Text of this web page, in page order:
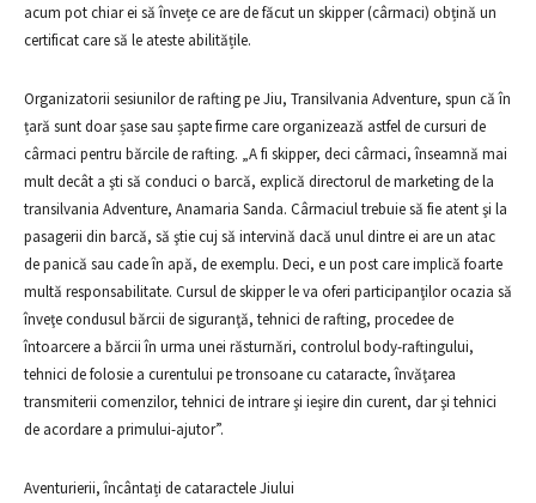
acum pot chiar ei să învețe ce are de făcut un skipper (cârmaci) obțină un
certificat care să le ateste abilitățile.
Organizatorii sesiunilor de rafting pe Jiu, Transilvania Adventure, spun că în
țară sunt doar șase sau șapte firme care organizează astfel de cursuri de
cârmaci pentru bărcile de rafting. „A fi skipper, deci cârmaci, înseamnă mai
mult decât a şti să conduci o barcă, explică directorul de marketing de la
transilvania Adventure, Anamaria Sanda. Cârmaciul trebuie să fie atent şi la
pasagerii din barcă, să ştie cuj să intervină dacă unul dintre ei are un atac
de panică sau cade în apă, de exemplu. Deci, e un post care implică foarte
multă responsabilitate. Cursul de skipper le va oferi participanţilor ocazia să
înveţe condusul bărcii de siguranţă, tehnici de rafting, procedee de
întoarcere a bărcii în urma unei răsturnări, controlul body-raftingului,
tehnici de folosie a curentului pe tronsoane cu cataracte, învăţarea
transmiterii comenzilor, tehnici de intrare şi ieşire din curent, dar şi tehnici
de acordare a primului-ajutor”.
Aventurierii, încântați de cataractele Jiului